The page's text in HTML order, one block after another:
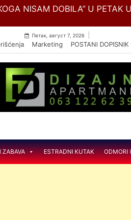
Skip
NISAM DOBILA” U PETAK
Петак, август 7, 2026
Marketing POSTANI
ZABAVA ESTRADNI KUTAK ODMORI